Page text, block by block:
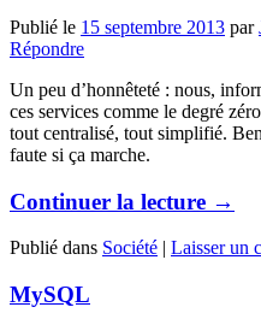
Publié le 15 septembre 2013 par
Répondre
Un peu d’honnêteté : nous,
ces services comme le degré
tout centralisé, tout simplifié.
faute si ça marche.
Continuer la lecture →
Publié dans Société | Laisser un
MySQL